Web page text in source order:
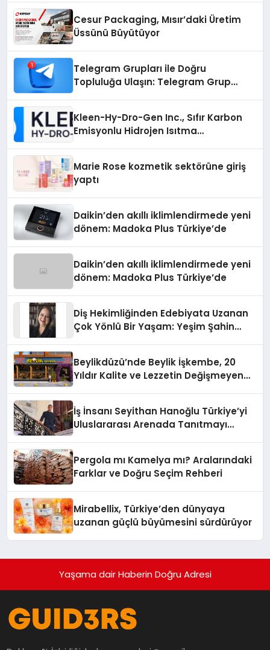
Cesur Packaging, Mısır’daki Üretim
Üssünü Büyütüyor
Telegram Grupları ile Doğru
Topluluğa Ulaşın: Telegram Grup
Kleen-Hy-Dro-Gen Inc., Sıfır Karbon
Emisyonlu Hidrojen Isıtma
Marie Rose kozmetik sektörüne giriş
yaptı
Daikin’den akıllı iklimlendirmede yeni
dönem: Madoka Plus Türkiye’de
Daikin’den akıllı iklimlendirmede yeni
dönem: Madoka Plus Türkiye’de
Diş Hekimliğinden Edebiyata Uzanan
Çok Yönlü Bir Yaşam: Yeşim Şahin
Beylikdüzü’nde Beylik İşkembe, 20
Yıldır Kalite ve Lezzetin Değişmeyen
İş İnsanı Seyithan Hanoğlu Türkiye’yi
Uluslararası Arenada Tanıtmayı
Pergola mı Kamelya mı? Aralarındaki
Farklar ve Doğru Seçim Rehberi
Mirabellix, Türkiye’den dünyaya
uzanan güçlü büyümesini sürdürüyor
Yaşama dair Haberin Doğru Adresi